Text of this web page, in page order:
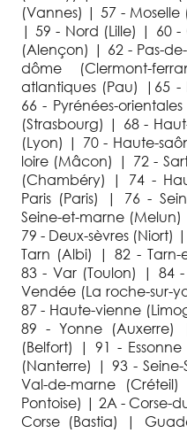
(Vannes) | 57 - Moselle
| 59 - Nord (Lille) | 60 -
(Alençon) | 62 - Pas-
dôme (Clermont-
atlantiques (Pau) |65 -
66 - Pyrénées-
(Strasbourg) | 68 -
(Lyon) | 70 - Haute-
loire (Mâcon) | 72 -
(Chambéry) | 74 -
Paris (Paris) | 76 -
Seine-et-marne
79 - Deux-sèvres
Tarn (Albi) | 82 -
83 - Var (Toulon) | 84
Vendée (La roche-sur-
87 - Haute-vienne
89 - Yonne
(Belfort) | 91 -
(Nanterre) | 93 -
Val-de-marne
Pontoise) | 2A - Corse-
Corse (Bastia) |